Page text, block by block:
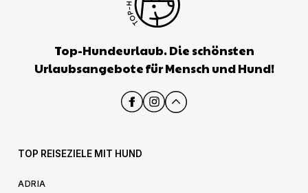
Top-Hundeurlaub. Die schönsten
Urlaubsangebote für Mensch und Hund!
TOP REISEZIELE MIT HUND
ADRIA